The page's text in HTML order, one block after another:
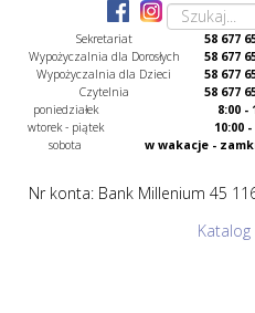
Sekretariat
58 677
Wypożyczalnia dla Dorosłych
58 677
Wypożyczalnia dla Dzieci
58 677
Czytelnia
58 677
poniedziałek
8:00 -
wtorek - piątek
10:00 -
sobota
w wakacje -
Nr konta: Bank Millenium 45